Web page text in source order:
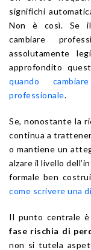
significhi
Non è così. Se il
cambiare
assolutamente
approfondito
quando
professionale.
Se, nonostante la
continua a
o mantiene un
alzare il livello
formale ben
come scrivere una
Il punto centrale è
fase rischia di
non si tutela